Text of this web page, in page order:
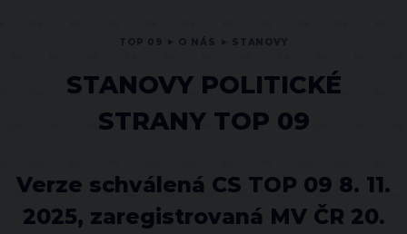
STANOVY POLITICKÉ
STRANY TOP 09
Verze schválená CS TOP 09 8. 11.
2025, zaregistrovaná MV ČR 20.